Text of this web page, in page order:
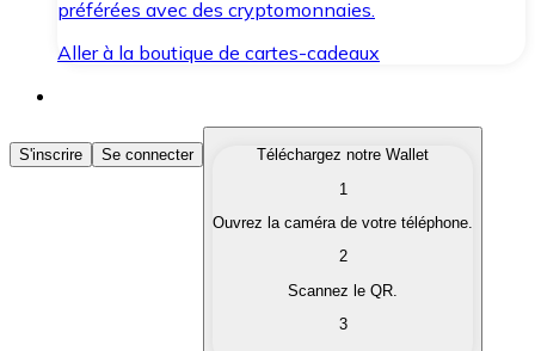
préférées avec des cryptomonnaies.
Aller à la boutique de cartes-cadeaux
Acheter des Cryptomonnaies
Achetez les cryptomonnaies qui vous intéressent
Convertissez vos cryptomonnaies en monnaie
S'inscrire Se connecter
Téléchargez notre Wallet
1
Ouvrez la caméra de votre téléphone.
2
Scannez le QR.
3